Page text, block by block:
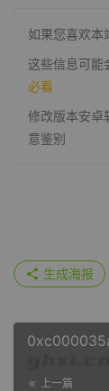
如果您喜欢本
这些信息可能
必看
修改版本安卓
意鉴别
生成海报
上一篇